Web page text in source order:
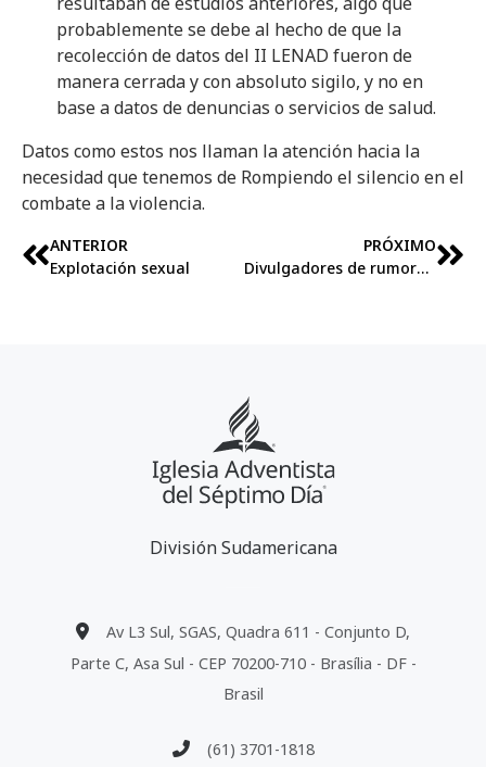
probablemente se debe al hecho de que la
recolección de datos del II LENAD fueron de
manera cerrada y con absoluto sigilo, y no en
base a datos de denuncias o servicios de salud.
Datos como estos nos llaman la atención hacia la
necesidad que tenemos de Rompiendo el silencio en el
combate a la violencia.
ANTERIOR
Explotación sexual
PRÓXIMO
Divulgadores de rumores y justicieros: una forma ineficiente de luchar contra la violencia
División Sudamericana
Av L3 Sul, SGAS, Quadra 611 - Conjunto D,
Parte C, Asa Sul - CEP 70200-710 - Brasília - DF -
Brasil
(61) 3701-1818